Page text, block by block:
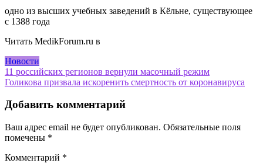
одно из высших учебных заведений в Кёльне, существующее
с 1388 года
Читать MedikForum.ru в
Новости
Навигация
по
записям
11 российских регионов вернули масочный режим
Голикова призвала искоренить смертность от коронавируса
Добавить комментарий
Ваш адрес email не будет опубликован. Обязательные поля
помечены *
Комментарий *